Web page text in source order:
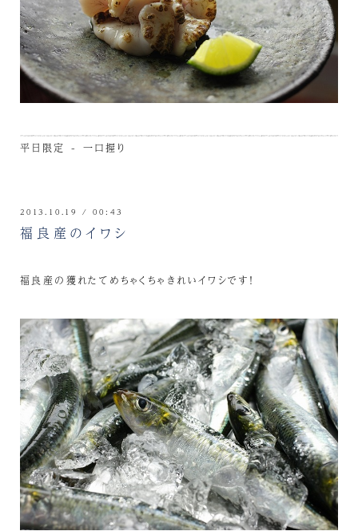
平日限定 - 一口握り
2013.10.19 / 00:43
福良産のイワシ
福良産の獲れたてめちゃくちゃきれいイワシです！